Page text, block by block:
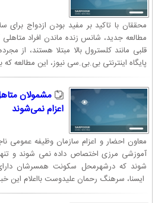
محققان با تاکید بر مفید بودن ازدواج
مطالعه جدید، شانس زنده ماندن افراد
قلبی مانند کلسترول بالا مبتلا هستند، از
پایگاه اینترنتی بی.بی.سی نیوز، این مطالعه که
مشمولان
اعزام نمی‌شوند
معاون احضار و اعزام سازمان وظیفه عمومی
آموزشی مرزی اختصاص داده نمی شوند و
شوند که درشهرمحل سکونت همسرشان
ایسنا، سرهنگ رحمان علیدوست بااعلام این